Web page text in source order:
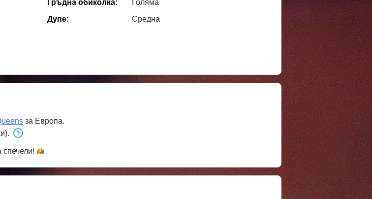
Гръдна обиколка:
Голяма
Дупе:
Среднa
за Европа.
спечели!